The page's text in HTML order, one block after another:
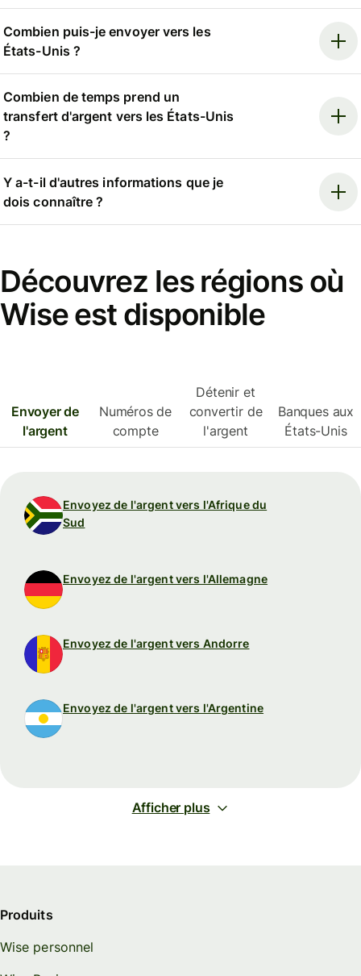
Combien puis-je envoyer vers les
États-Unis ?
Combien de temps prend un
transfert d'argent vers les États-Unis
?
Y a-t-il d'autres informations que je
dois connaître ?
Découvrez les régions où
Wise est disponible
Envoyer de
l'argent
Numéros de
compte
Détenir et
convertir de
l'argent
Banques aux
États-Unis
Envoyez de l'argent vers l'Afrique du
Sud
Envoyez de l'argent vers l'Allemagne
Envoyez de l'argent vers Andorre
Envoyez de l'argent vers l'Argentine
Afficher plus
Produits
Wise personnel